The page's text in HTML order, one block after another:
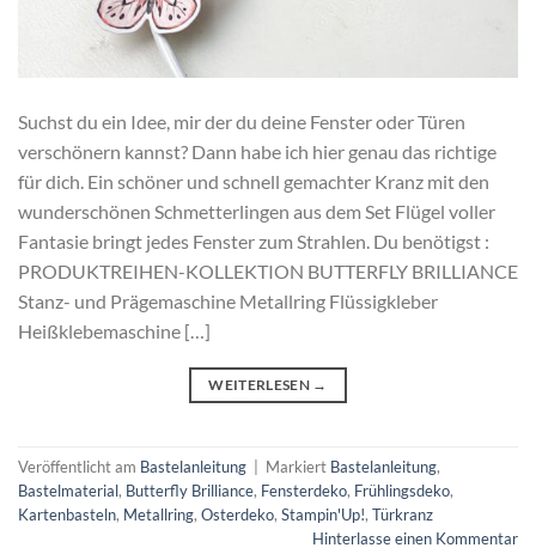
Suchst du ein Idee, mir der du deine Fenster oder Türen
verschönern kannst? Dann habe ich hier genau das richtige
für dich. Ein schöner und schnell gemachter Kranz mit den
wunderschönen Schmetterlingen aus dem Set Flügel voller
Fantasie bringt jedes Fenster zum Strahlen. Du benötigst :
PRODUKTREIHEN-KOLLEKTION BUTTERFLY BRILLIANCE
Stanz- und Prägemaschine Metallring Flüssigkleber
Heißklebemaschine […]
WEITERLESEN →
Veröffentlicht am Bastelanleitung Markiert Bastelanleitung,
Bastelmaterial, Butterfly Brilliance, Fensterdeko, Frühlingsdeko,
Kartenbasteln, Metallring, Osterdeko, Stampin'Up!, Türkranz
Hinterlasse einen Kommentar